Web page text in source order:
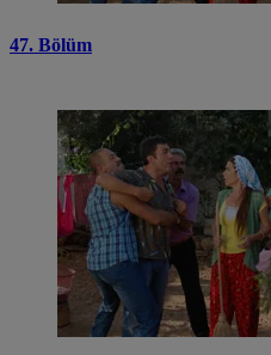
47. Bölüm